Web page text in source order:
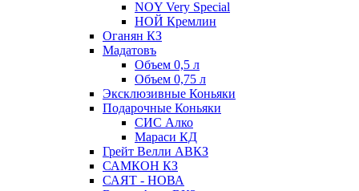
NOY Very Speсial
НОЙ Кремлин
Оганян КЗ
Мадатовъ
Объем 0,5 л
Объем 0,75 л
Эксклюзивные Коньяки
Подарочные Коньяки
СИС Алко
Мараси КД
Грейт Велли АВКЗ
САМКОН КЗ
САЯТ - НОВА